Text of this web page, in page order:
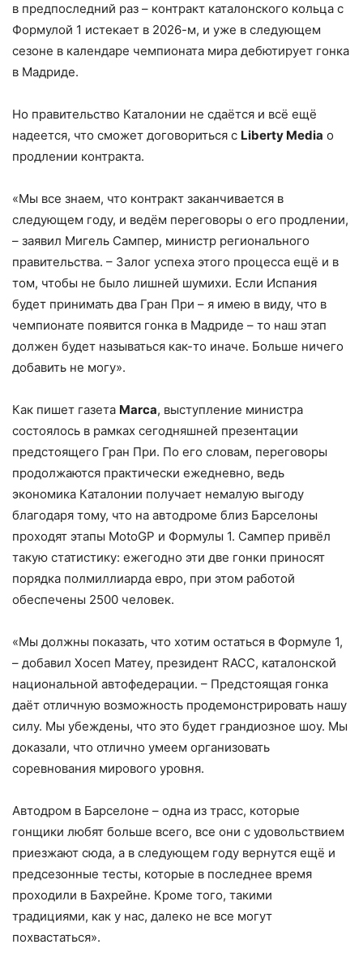
в предпоследний раз – контракт каталонского кольца с
Формулой 1 истекает в 2026-м, и уже в следующем
сезоне в календаре чемпионата мира дебютирует гонка
в Мадриде.
Но правительство Каталонии не сдаётся и всё ещё
надеется, что сможет договориться с Liberty Media о
продлении контракта.
«Мы все знаем, что контракт заканчивается в
следующем году, и ведём переговоры о его продлении,
– заявил Мигель Сампер, министр регионального
правительства. – Залог успеха этого процесса ещё и в
том, чтобы не было лишней шумихи. Если Испания
будет принимать два Гран При – я имею в виду, что в
чемпионате появится гонка в Мадриде – то наш этап
должен будет называться как-то иначе. Больше ничего
добавить не могу».
Как пишет газета Marca, выступление министра
состоялось в рамках сегодняшней презентации
предстоящего Гран При. По его словам, переговоры
продолжаются практически ежедневно, ведь
экономика Каталонии получает немалую выгоду
благодаря тому, что на автодроме близ Барселоны
проходят этапы MotoGP и Формулы 1. Сампер привёл
такую статистику: ежегодно эти две гонки приносят
порядка полмиллиарда евро, при этом работой
обеспечены 2500 человек.
«Мы должны показать, что хотим остаться в Формуле 1,
– добавил Хосеп Матеу, президент RACC, каталонской
национальной автофедерации. – Предстоящая гонка
даёт отличную возможность продемонстрировать нашу
силу. Мы убеждены, что это будет грандиозное шоу. Мы
доказали, что отлично умеем организовать
соревнования мирового уровня.
Автодром в Барселоне – одна из трасс, которые
гонщики любят больше всего, все они с удовольствием
приезжают сюда, а в следующем году вернутся ещё и
предсезонные тесты, которые в последнее время
проходили в Бахрейне. Кроме того, такими
традициями, как у нас, далеко не все могут
похвастаться».